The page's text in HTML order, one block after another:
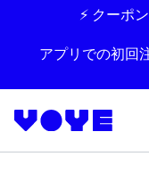
⚡ クーポ
アプリでの初回